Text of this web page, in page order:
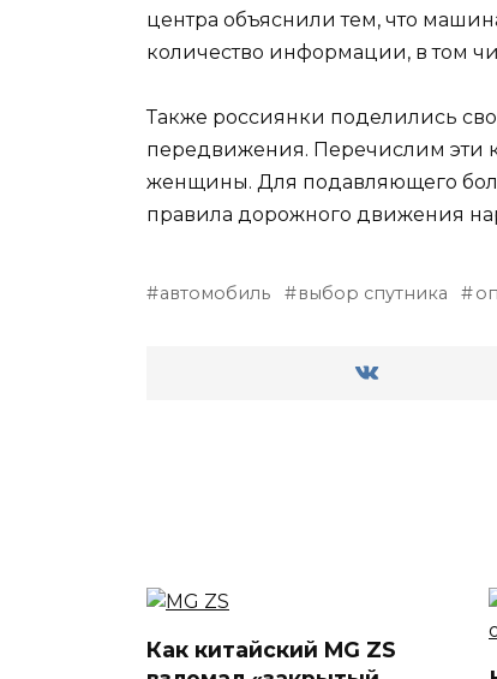
центра объяснили тем, что
количество информации, в том
Также россиянки поделились
передвижения. Перечислим эти
женщины. Для подавляющего
правила дорожного движения
автомобиль выбор спутника
Как китайский MG ZS